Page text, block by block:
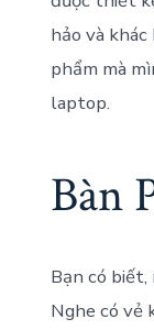
hảo và
phẩm mà
laptop.
Bàn
Bạn có
Nghe có vẻ